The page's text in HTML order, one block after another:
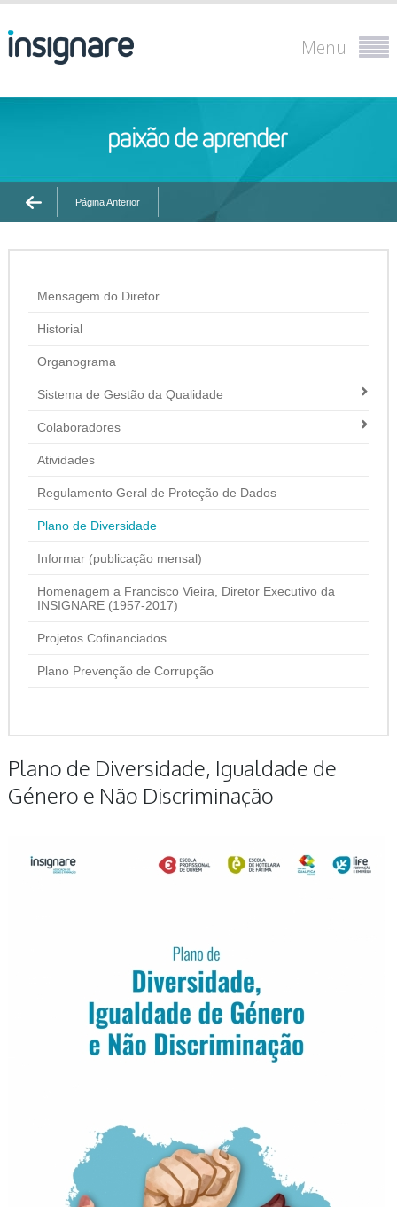
Menu
Página Anterior
Mensagem do Diretor
Historial
Organograma
Sistema de Gestão da Qualidade
Colaboradores
Atividades
Regulamento Geral de Proteção de Dados
Plano de Diversidade
Informar (publicação mensal)
Homenagem a Francisco Vieira, Diretor Executivo da
INSIGNARE (1957-2017)
Projetos Cofinanciados
Plano Prevenção de Corrupção
Plano de Diversidade, Igualdade de
Género e Não Discriminação